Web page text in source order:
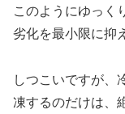
このようにゆっく
劣化を最小限に抑
しつこいですが、
凍するのだけは、